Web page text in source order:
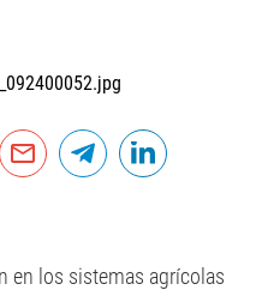
en los sistemas agrícolas